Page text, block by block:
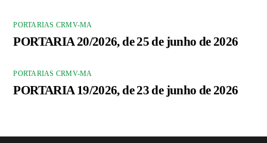
PORTARIAS CRMV-MA
PORTARIA 20/2026, de 25 de junho de 2026
PORTARIAS CRMV-MA
PORTARIA 19/2026, de 23 de junho de 2026